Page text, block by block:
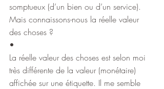
somptueux (d’un bien ou d’un service).
Mais connaissons-nous la réelle valeur
des choses ?
•
La réelle valeur des choses est selon moi
très différente de la valeur (monétaire)
affichée sur une étiquette. Il me semble